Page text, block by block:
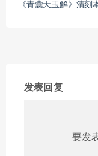
《青囊天玉解》清刻
发表回复
要发